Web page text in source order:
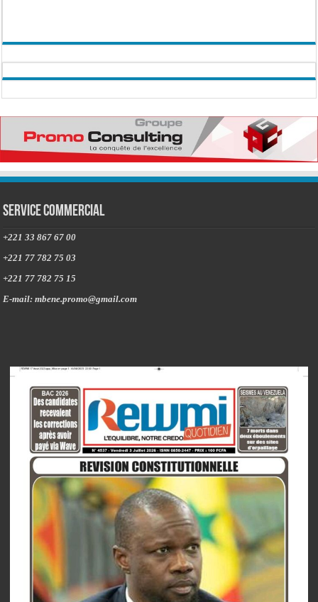
Service commercial
+221 33 867 67 00
+221 77 782 75 03
+221 77 782 75 15
E-mail: mbene.promo@gmail.com